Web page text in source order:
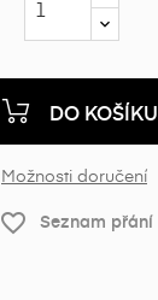
DO KOŠÍKU
Možnosti doručení
favorite_border Seznam přání